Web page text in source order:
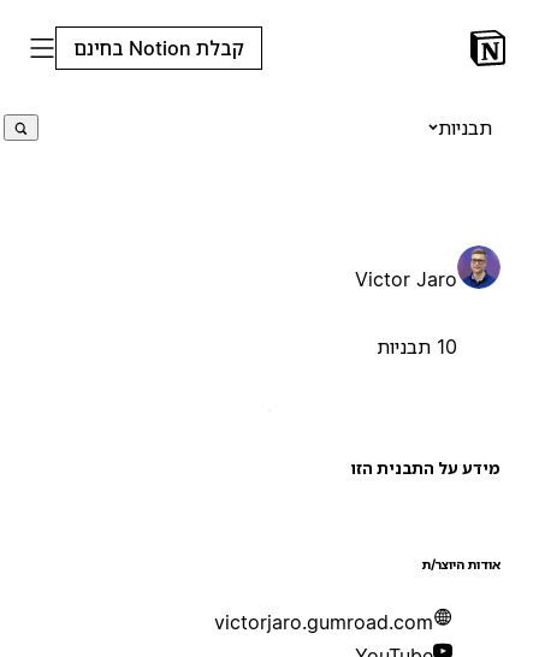
קבלת Notion בחינם
תבניות
Victor Jaro
על התבנית הזו
היוצר/ת
victorjaro.gumroad.com